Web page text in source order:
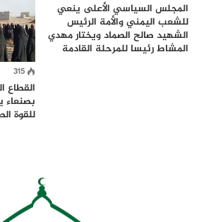
المجلس السياسي الأعلى ينعي
للشعب اليمني والأمة الرئيس
الشهيد صالح الصماد ويختار مهدي
المشاط رئيسا للمرحلة القادمة
315
بصنعاء
للقوة